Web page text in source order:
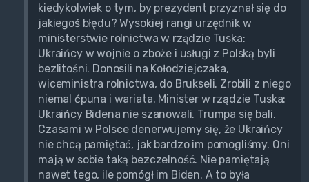
kiedykolwiek o tym, by prezydent przyznał się do
jakiegoś błędu? Wysokiej rangi urzędnik w
ministerstwie rolnictwa w rządzie Tuska:
Ukraińcy w wojnie o zboże i usługi z Polską byli
bezlitośni. Donosili na Kołodziejczaka,
wiceministra rolnictwa, do Brukseli. Zrobili z niego
niemal ćpuna i wariata. Minister w rządzie Tuska:
Ukraińcy Bidena nie szanowali. Trumpa się bali.
Czasami w Polsce denerwujemy się, że Ukraińcy
nie chcą pamiętać, jak bardzo im pomogliśmy. Oni
mają w sobie taką bezczelność. Nie pamiętają
nawet tego, ile pomógł im Biden. A to była